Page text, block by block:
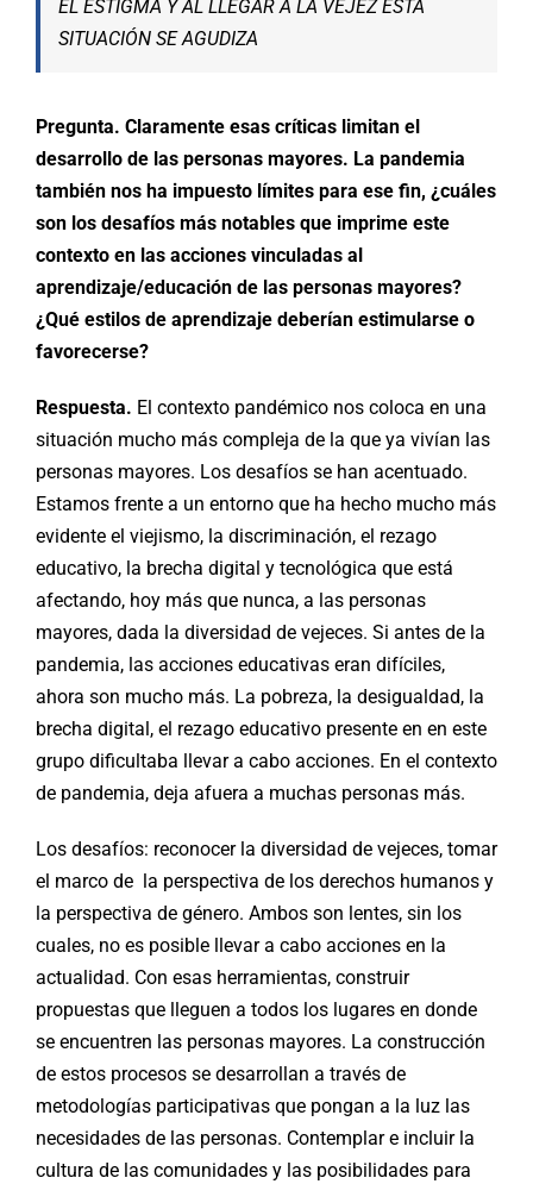
EL ESTIGMA Y AL LLEGAR A LA VEJEZ ESTA
SITUACIÓN SE AGUDIZA
Pregunta. Claramente esas críticas limitan el
desarrollo de las personas mayores. La pandemia
también nos ha impuesto límites para ese fin, ¿cuáles
son los desafíos más notables que imprime este
contexto en las acciones vinculadas al
aprendizaje/educación de las personas mayores?
¿Qué estilos de aprendizaje deberían estimularse o
favorecerse?
Respuesta. El contexto pandémico nos coloca en una
situación mucho más compleja de la que ya vivían las
personas mayores. Los desafíos se han acentuado.
Estamos frente a un entorno que ha hecho mucho más
evidente el viejismo, la discriminación, el rezago
educativo, la brecha digital y tecnológica que está
afectando, hoy más que nunca, a las personas
mayores, dada la diversidad de vejeces. Si antes de la
pandemia, las acciones educativas eran difíciles,
ahora son mucho más. La pobreza, la desigualdad, la
brecha digital, el rezago educativo presente en en este
grupo dificultaba llevar a cabo acciones. En el contexto
de pandemia, deja afuera a muchas personas más.
Los desafíos: reconocer la diversidad de vejeces, tomar
el marco de la perspectiva de los derechos humanos y
la perspectiva de género. Ambos son lentes, sin los
cuales, no es posible llevar a cabo acciones en la
actualidad. Con esas herramientas, construir
propuestas que lleguen a todos los lugares en donde
se encuentren las personas mayores. La construcción
de estos procesos se desarrollan a través de
metodologías participativas que pongan a la luz las
necesidades de las personas. Contemplar e incluir la
cultura de las comunidades y las posibilidades para